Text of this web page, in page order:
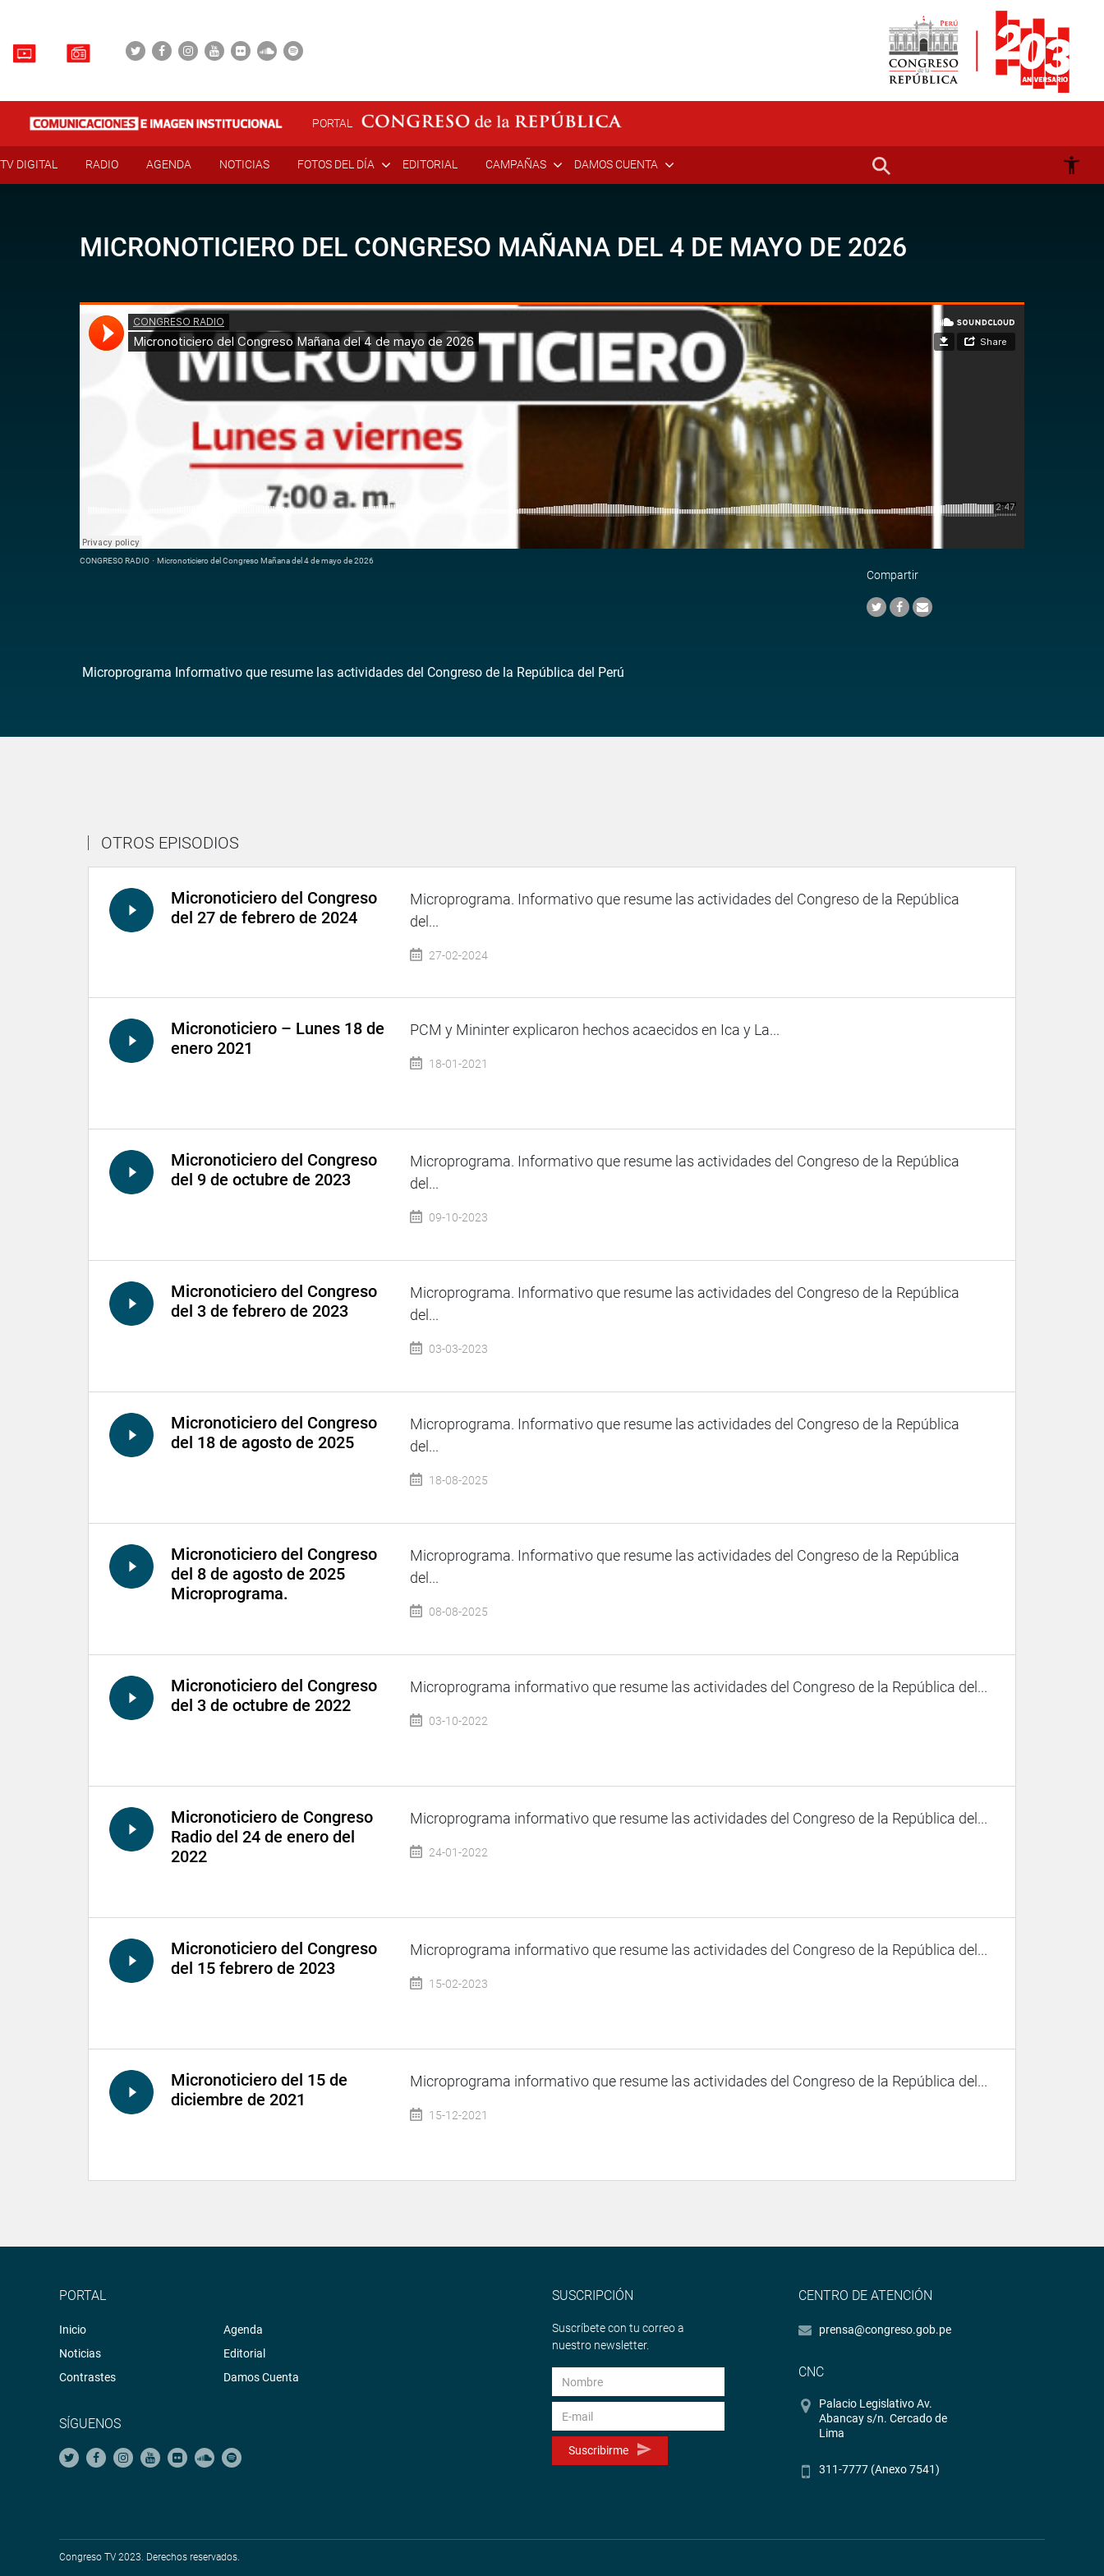
PORTAL
TV DIGITAL RADIO AGENDA NOTICIAS FOTOS DEL DÍA EDITORIAL CAMPAÑAS DAMOS CUENTA
MICRONOTICIERO DEL CONGRESO MAÑANA DEL 4 DE MAYO DE 2026
CONGRESO RADIO · Micronoticiero del Congreso Mañana del 4 de mayo de 2026
Compartir
Microprograma Informativo que resume las actividades del Congreso de la República del Perú
OTROS EPISODIOS
Micronoticiero del Congreso
del 27 de febrero de 2024
Microprograma. Informativo que resume las actividades del Congreso de la República
del...
27-02-2024
Micronoticiero – Lunes 18 de
enero 2021
PCM y Mininter explicaron hechos acaecidos en Ica y La...
18-01-2021
Micronoticiero del Congreso
del 9 de octubre de 2023
Microprograma. Informativo que resume las actividades del Congreso de la República
del...
09-10-2023
Micronoticiero del Congreso
del 3 de febrero de 2023
Microprograma. Informativo que resume las actividades del Congreso de la República
del...
03-03-2023
Micronoticiero del Congreso
del 18 de agosto de 2025
Microprograma. Informativo que resume las actividades del Congreso de la República
del...
18-08-2025
Micronoticiero del Congreso
del 8 de agosto de 2025
Microprograma.
Microprograma. Informativo que resume las actividades del Congreso de la República
del...
08-08-2025
Micronoticiero del Congreso
del 3 de octubre de 2022
Microprograma informativo que resume las actividades del Congreso de la República del...
03-10-2022
Micronoticiero de Congreso
Radio del 24 de enero del
2022
Microprograma informativo que resume las actividades del Congreso de la República del...
24-01-2022
Micronoticiero del Congreso
del 15 febrero de 2023
Microprograma informativo que resume las actividades del Congreso de la República del...
15-02-2023
Micronoticiero del 15 de
diciembre de 2021
Microprograma informativo que resume las actividades del Congreso de la República del...
15-12-2021
PORTAL
Inicio
Noticias
Contrastes
Agenda
Editorial
Damos Cuenta
SÍGUENOS
SUSCRIPCIÓN
Suscríbete con tu correo a
nuestro newsletter.
Suscribirme
CENTRO DE ATENCIÓN
prensa@congreso.gob.pe
CNC
Palacio Legislativo Av.
Abancay s/n. Cercado de
Lima
311-7777 (Anexo 7541)
Congreso TV 2023. Derechos reservados.